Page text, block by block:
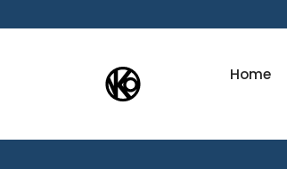
Home